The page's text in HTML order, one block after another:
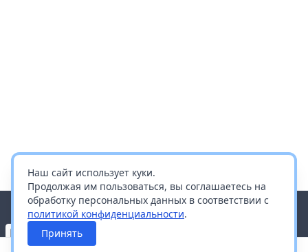
Наш сайт использует куки.
Продолжая им пользоваться, вы соглашаетесь на
обработку персональных данных в соответствии с
политикой конфиденциальности.
Принять